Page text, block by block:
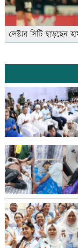
লেস্টার সিটি ছাড়ছেন